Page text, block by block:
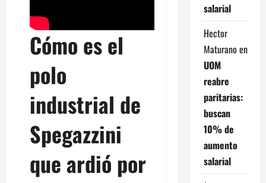
Cómo es el
polo
industrial de
Spegazzini
que ardió por
salarial
Hector
Maturano en
UOM
reabre
paritarias:
buscan
10% de
aumento
salarial